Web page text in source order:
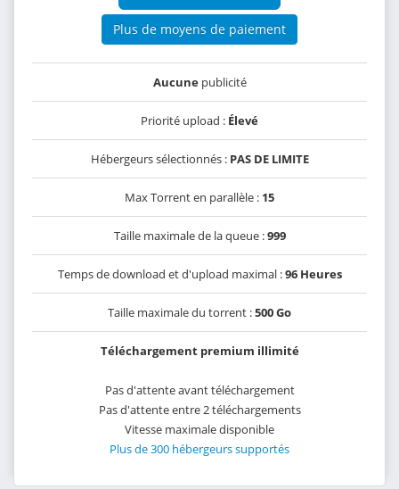
Plus de moyens de paiement
Aucunepublicité
Priorité upload : Élevé
Hébergeurs sélectionnés : PAS DE LIMITE
Max Torrent en parallèle : 15
Taille maximale de la queue :999
Temps de download et d'upload maximal :96 Heures
Taille maximale du torrent :500 Go
Téléchargement premium illimité
Pas d'attente avant téléchargement
Pas d'attente entre 2 téléchargements
Vitesse maximale disponible
Plus de 300 hébergeurs supportés